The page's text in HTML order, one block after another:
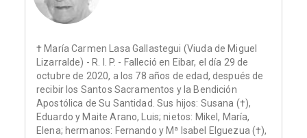
† María Carmen Lasa Gallastegui (Viuda de Miguel
Lizarralde) - R. I. P. - Falleció en Eibar, el día 29 de
octubre de 2020, a los 78 años de edad, después de
recibir los Santos Sacramentos y la Bendición
Apostólica de Su Santidad. Sus hijos: Susana (†),
Eduardo y Maite Arano, Luis; nietos: Mikel, María,
Elena; hermanos: Fernando y Mª Isabel Elguezua (†),